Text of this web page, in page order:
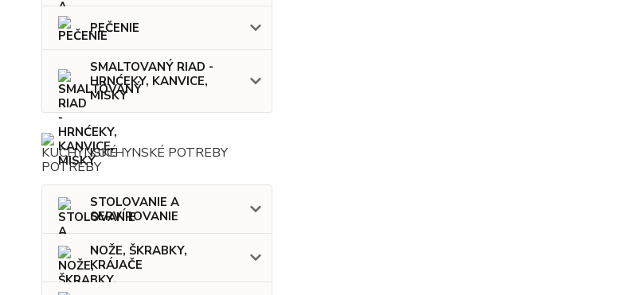
PEČENIE
SMALTOVANÝ RIAD -
HRNĆEKY, KANVICE,
MISKY
KUCHYNSKÉ POTREBY
STOLOVANIE A
SERVÍROVANIE
NOŽE, ŠKRABKY,
KRÁJAČE